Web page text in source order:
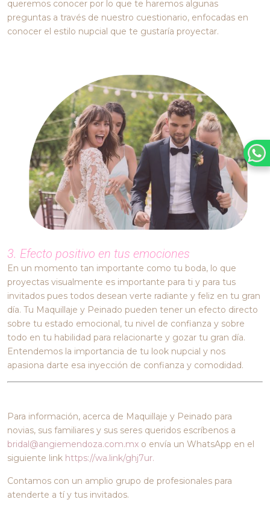
queremos conocer por lo que te haremos algunas
preguntas a través de nuestro cuestionario, enfocadas en
conocer el estilo nupcial que te gustaría proyectar.
3. Efecto positivo en tus emociones
En un momento tan importante como tu boda, lo que
proyectas visualmente es importante para ti y para tus
invitados pues todos desean verte radiante y feliz en tu gran
día. Tu Maquillaje y Peinado pueden tener un efecto directo
sobre tu estado emocional, tu nivel de confianza y sobre
todo en tu habilidad para relacionarte y gozar tu gran día.
Entendemos la importancia de tu look nupcial y nos
apasiona darte esa inyección de confianza y comodidad.
Para información, acerca de Maquillaje y Peinado para
novias, sus familiares y sus seres queridos escríbenos a
bridal@angiemendoza.com.mx o envía un WhatsApp en el
siguiente link https://wa.link/ghj7ur.
Contamos con un amplio grupo de profesionales para
atenderte a tí y tus invitados.